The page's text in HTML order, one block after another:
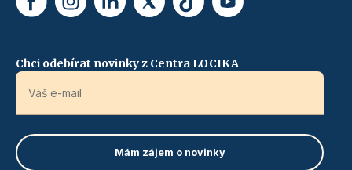
Chci odebírat novinky z Centra LOCIKA